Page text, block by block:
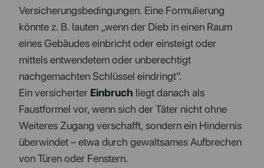
Versicherungsbedingungen. Eine Formulierung
könnte z. B. lauten „wenn der Dieb in einen Raum
eines Gebäudes einbricht oder einsteigt oder
mittels entwendetem oder unberechtigt
nachgemachten Schlüssel eindringt”.
Ein versicherter Einbruch liegt danach als
Faustformel vor, wenn sich der Täter nicht ohne
Weiteres Zugang verschafft, sondern ein Hindernis
überwindet – etwa durch gewaltsames Aufbrechen
von Türen oder Fenstern.